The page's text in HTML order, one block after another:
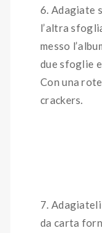
Adagiate
l’altra
messo
due sfoglie
Con una
crackers.
da carta